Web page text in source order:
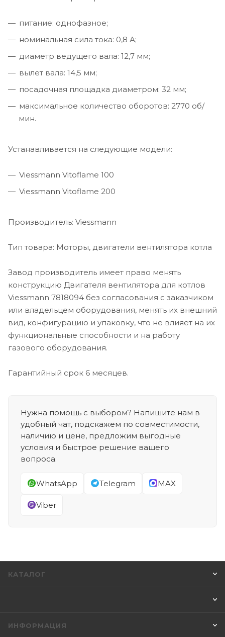
питание: однофазное;
номинальная сила тока: 0,8 А;
диаметр ведущего вала: 12,7 мм;
вылет вала: 14,5 мм;
посадочная площадка диаметром: 32 мм;
максимальное количество оборотов: 2770 об/
мин.
Устанавливается на следующие модели:
Viessmann Vitoflame 100
Viessmann Vitoflame 200
Производитель: Viessmann
Тип товара: Моторы, двигатели вентилятора котла
Завод производитель имеет право менять
конструкцию Двигателя вентилятора для котлов
Viessmann 7818094 без согласования с заказчиком
или владельцем оборудования, менять их внешний
вид, конфигурацию и упаковку, что не влияет на их
функциональные способности и на работу
газового оборудования.
Гарантийный срок 6 месяцев.
Нужна помощь с выбором? Напишите нам в
удобный чат, подскажем по совместимости,
наличию и цене, предложим выгодные
условия и быстрое решение вашего
вопроса.
WhatsApp Telegram MAX
Viber
КАТАЛОГ
ИНФОРМАЦИЯ